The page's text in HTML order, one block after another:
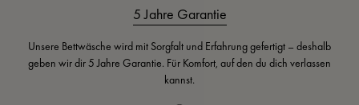
5 Jahre Garantie
Unsere Bettwäsche wird mit Sorgfalt und Erfahrung gefertigt – deshalb
geben wir dir 5 Jahre Garantie. Für Komfort, auf den du dich verlassen
kannst.